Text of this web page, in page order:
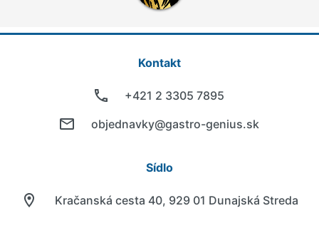
Kontakt
+421 2 3305 7895
objednavky@gastro-genius.sk
Sídlo
Kračanská cesta 40, 929 01 Dunajská Streda